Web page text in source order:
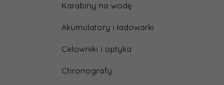
Karabiny na wodę
Akumulatory i ładowarki
Celowniki i optyka
Chronografy